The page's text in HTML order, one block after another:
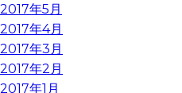
2017年5月
2017年4月
2017年3月
2017年2月
2017年1月